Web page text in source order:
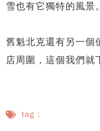
雪也有它獨特的風景。
舊魁北克還有另一個
店周圍，這個我們就
tag：